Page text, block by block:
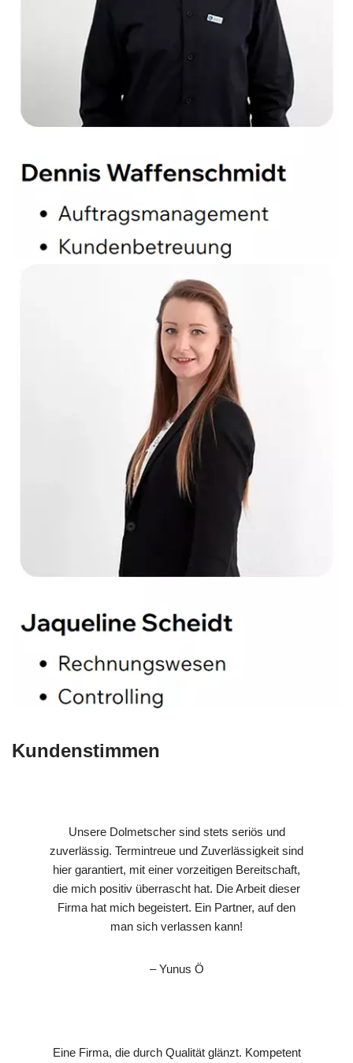
Kundenstimmen
Unsere Dolmetscher sind stets seriös und
zuverlässig. Termintreue und Zuverlässigkeit sind
hier garantiert, mit einer vorzeitigen Bereitschaft,
die mich positiv überrascht hat. Die Arbeit dieser
Firma hat mich begeistert. Ein Partner, auf den
man sich verlassen kann!
– Yunus Ö
Eine Firma, die durch Qualität glänzt. Kompetent